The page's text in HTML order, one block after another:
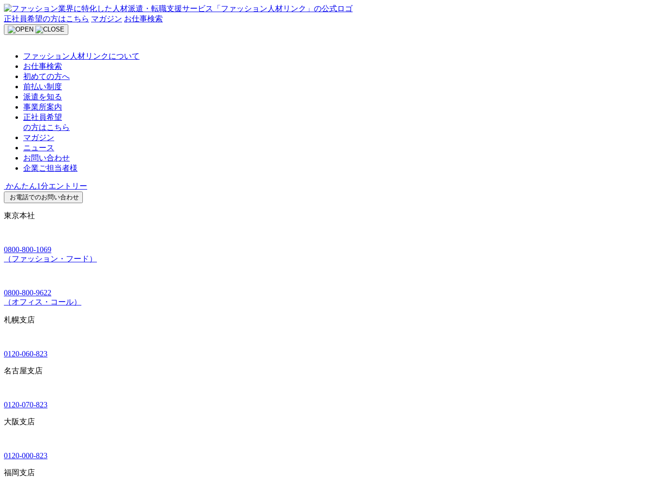
Skip
to
content
正社員希望の方はこちら マガジン お仕事検索
ファッション人材リンクについて
お仕事検索
初めての方へ
前払い制度
派遣を知る
事業所案内
正社員希望
の方はこちら
マガジン
ニュース
お問い合わせ
企業ご担当者様
かんたん1分エントリー
お電話でのお問い合わせ
東京本社
0800-800-1069
（ファッション・フード）
0800-800-9622
（オフィス・コール）
札幌支店
0120-060-823
名古屋支店
0120-070-823
大阪支店
0120-000-823
福岡支店